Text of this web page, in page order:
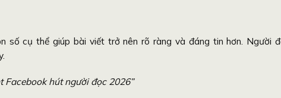
số cụ thể giúp bài viết trở nên rõ ràng và đáng tin hơn. Người
Facebook hút người đọc 2026”